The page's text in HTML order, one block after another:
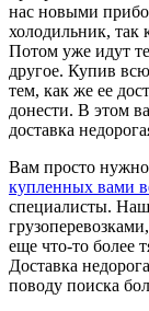
нас новыми
холодильник, так
Потом уже идут
другое. Купив
тем, как же ее
донести. В этом
доставка
Вам просто нужно
купленных вами
специалисты.
еще что-то более
Доставка
поводу поиска